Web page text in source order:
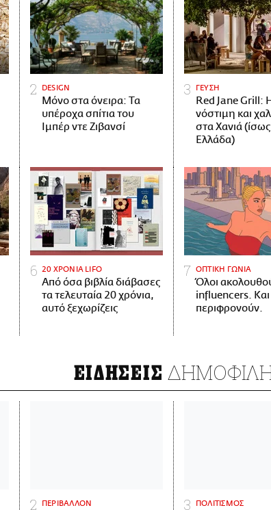
DESIGN
Μόνο στα όνειρα: Τα
υπέροχα σπίτια του
Ιμπέρ ντε Ζιβανσί
ΓΕΥΣΗ
Red Jane Grill:
νόστιμη και
στα Χανιά
Ελλάδα)
20 ΧΡΟΝΙΑ LIFO
Από όσα βιβλία διάβασες
τα τελευταία 20 χρόνια,
αυτό ξεχωρίζεις
ΟΠΤΙΚΗ ΓΩΝΙΑ
Όλοι
influencers. Και
περιφρονούν.
ΕΙΔΗΣΕΙΣ
ΠΕΡΙΒΑΛΛΟΝ ΠΟΛΙΤΙΣΜΟΣ